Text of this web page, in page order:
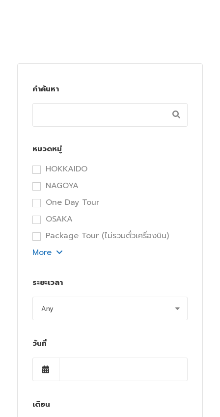
คำค้นหา
หมวดหมู่
HOKKAIDO
NAGOYA
One Day Tour
OSAKA
Package Tour (ไม่รวมตั๋วเครื่องบิน)
More
ระยะเวลา
วันที่
เดือน